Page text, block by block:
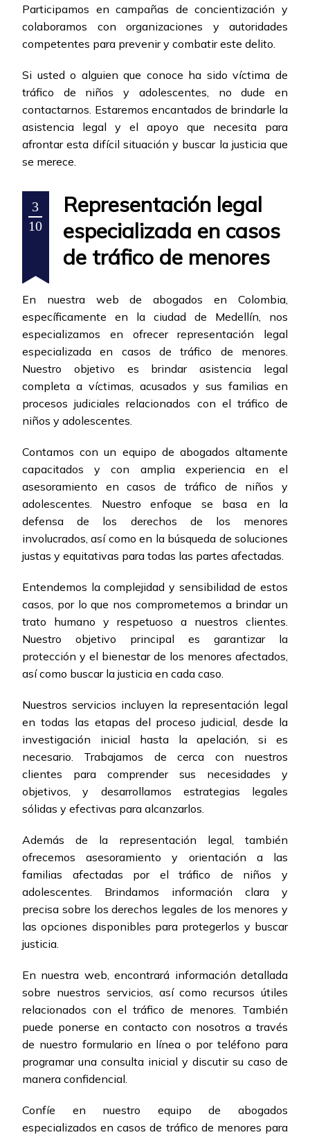
Participamos en campañas de concientización y
colaboramos con organizaciones y autoridades
competentes para prevenir y combatir este delito.
Si usted o alguien que conoce ha sido víctima de
tráfico de niños y adolescentes, no dude en
contactarnos. Estaremos encantados de brindarle la
asistencia legal y el apoyo que necesita para
afrontar esta difícil situación y buscar la justicia que
se merece.
3
10
Representación legal
especializada en casos
de tráfico de menores
En nuestra web de abogados en Colombia,
específicamente en la ciudad de Medellín, nos
especializamos en ofrecer representación legal
especializada en casos de tráfico de menores.
Nuestro objetivo es brindar asistencia legal
completa a víctimas, acusados y sus familias en
procesos judiciales relacionados con el tráfico de
niños y adolescentes.
Contamos con un equipo de abogados altamente
capacitados y con amplia experiencia en el
asesoramiento en casos de tráfico de niños y
adolescentes. Nuestro enfoque se basa en la
defensa de los derechos de los menores
involucrados, así como en la búsqueda de soluciones
justas y equitativas para todas las partes afectadas.
Entendemos la complejidad y sensibilidad de estos
casos, por lo que nos comprometemos a brindar un
trato humano y respetuoso a nuestros clientes.
Nuestro objetivo principal es garantizar la
protección y el bienestar de los menores afectados,
así como buscar la justicia en cada caso.
Nuestros servicios incluyen la representación legal
en todas las etapas del proceso judicial, desde la
investigación inicial hasta la apelación, si es
necesario. Trabajamos de cerca con nuestros
clientes para comprender sus necesidades y
objetivos, y desarrollamos estrategias legales
sólidas y efectivas para alcanzarlos.
Además de la representación legal, también
ofrecemos asesoramiento y orientación a las
familias afectadas por el tráfico de niños y
adolescentes. Brindamos información clara y
precisa sobre los derechos legales de los menores y
las opciones disponibles para protegerlos y buscar
justicia.
En nuestra web, encontrará información detallada
sobre nuestros servicios, así como recursos útiles
relacionados con el tráfico de menores. También
puede ponerse en contacto con nosotros a través
de nuestro formulario en línea o por teléfono para
programar una consulta inicial y discutir su caso de
manera confidencial.
Confíe en nuestro equipo de abogados
especializados en casos de tráfico de menores para